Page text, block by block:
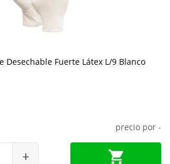
Desechable Fuerte Látex L/9 Blanco
precio por -
+